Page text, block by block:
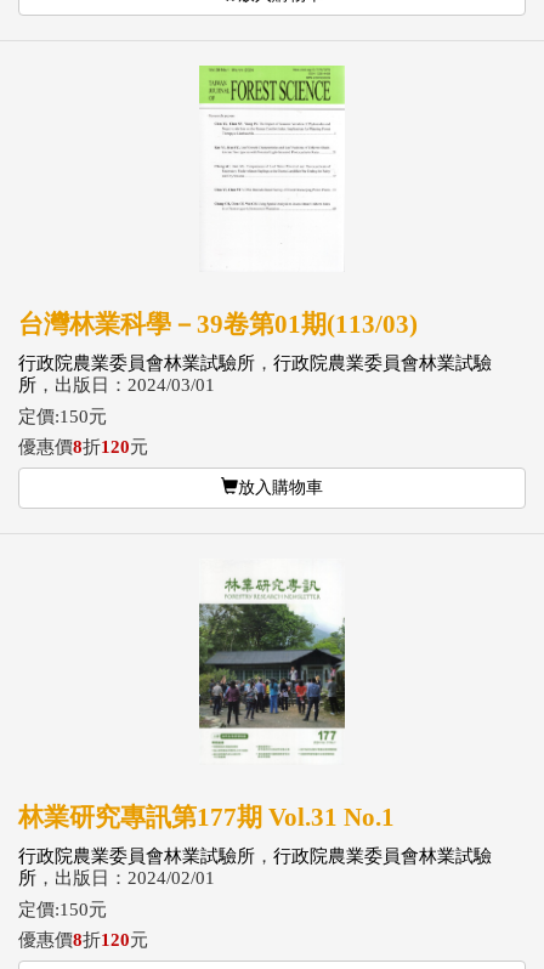
台灣林業科學－39卷第01期(113/03)
行政院農業委員會林業試驗所 ， 行政院農業委員會林業試驗
所 ，出版日：2024/03/01
定價:150元
優惠價8折120元
放入購物車
林業研究專訊第177期 Vol.31 No.1
行政院農業委員會林業試驗所 ， 行政院農業委員會林業試驗
所 ，出版日：2024/02/01
定價:150元
優惠價8折120元